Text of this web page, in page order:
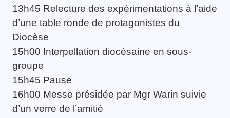
13h45 Relecture des expérimentations à l’aide
d’une table ronde de protagonistes du
Diocèse
15h00 Interpellation diocésaine en sous-
groupe
15h45 Pause
16h00 Messe présidée par Mgr Warin suivie
d’un verre de l’amitié